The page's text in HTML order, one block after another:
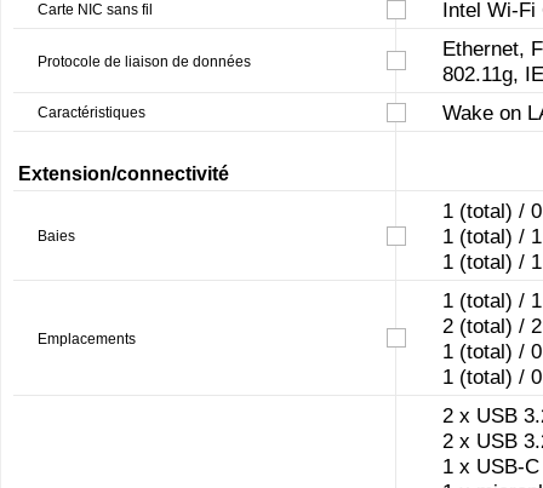
Carte NIC sans fil Intel Wi-Fi
Protocole de liaison de données
Ethernet,
802.11g,
Caractéristiques Wake on
Extension/connectivité
Baies
1 (total) /
1 (total) /
1 (total) /
Emplacements
1 (total) /
2 (total) /
1 (total) /
1 (total) /
2 x USB
2 x USB
1 x USB-